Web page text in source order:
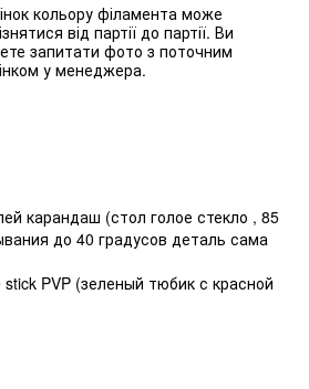
кольору філамента може
від партії до партії. Ви
запитати фото з поточним
у менеджера.
карандаш (стол голое стекло , 85
до 40 градусов деталь сама
PVP (зеленый тюбик с красной